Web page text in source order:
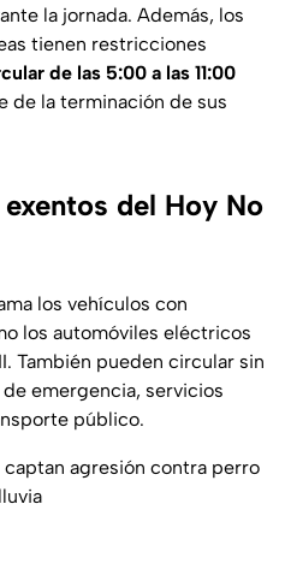
la jornada. Además, los
tienen restricciones
de las 5:00 a las 11:00
de la terminación de sus
del Hoy No
los vehículos con
los automóviles eléctricos
También pueden circular sin
emergencia, servicios
público.
agresión contra perro